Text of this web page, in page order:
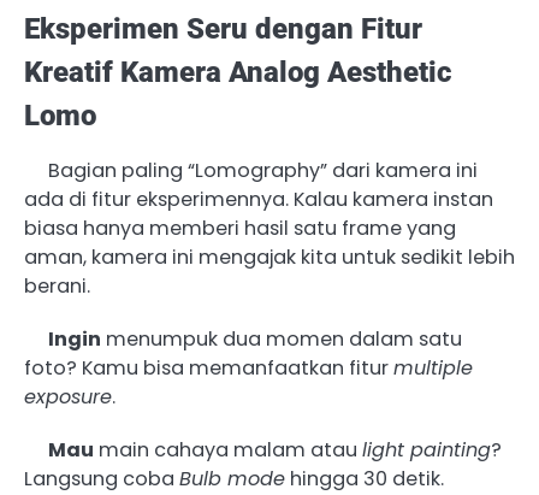
Eksperimen Seru dengan Fitur
Kreatif Kamera Analog Aesthetic
Lomo
Bagian paling “Lomography” dari kamera ini
ada di fitur eksperimennya. Kalau kamera instan
biasa hanya memberi hasil satu frame yang
aman, kamera ini mengajak kita untuk sedikit lebih
berani.
Ingin menumpuk dua momen dalam satu
foto? Kamu bisa memanfaatkan fiturmultiple
exposure.
Mau main cahaya malam atau light painting?
Langsung coba Bulb mode hingga 30 detik.